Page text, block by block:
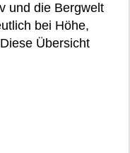
und die Bergwelt
bei Höhe,
Übersicht